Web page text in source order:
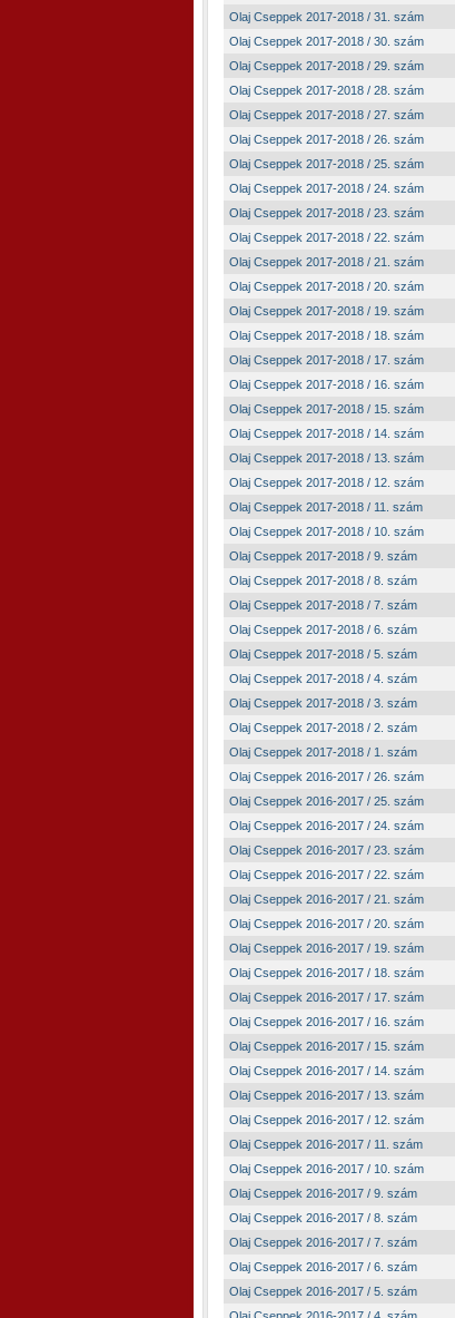
Olaj Cseppek 2017-2018 / 31. szám
Olaj Cseppek 2017-2018 / 30. szám
Olaj Cseppek 2017-2018 / 29. szám
Olaj Cseppek 2017-2018 / 28. szám
Olaj Cseppek 2017-2018 / 27. szám
Olaj Cseppek 2017-2018 / 26. szám
Olaj Cseppek 2017-2018 / 25. szám
Olaj Cseppek 2017-2018 / 24. szám
Olaj Cseppek 2017-2018 / 23. szám
Olaj Cseppek 2017-2018 / 22. szám
Olaj Cseppek 2017-2018 / 21. szám
Olaj Cseppek 2017-2018 / 20. szám
Olaj Cseppek 2017-2018 / 19. szám
Olaj Cseppek 2017-2018 / 18. szám
Olaj Cseppek 2017-2018 / 17. szám
Olaj Cseppek 2017-2018 / 16. szám
Olaj Cseppek 2017-2018 / 15. szám
Olaj Cseppek 2017-2018 / 14. szám
Olaj Cseppek 2017-2018 / 13. szám
Olaj Cseppek 2017-2018 / 12. szám
Olaj Cseppek 2017-2018 / 11. szám
Olaj Cseppek 2017-2018 / 10. szám
Olaj Cseppek 2017-2018 / 9. szám
Olaj Cseppek 2017-2018 / 8. szám
Olaj Cseppek 2017-2018 / 7. szám
Olaj Cseppek 2017-2018 / 6. szám
Olaj Cseppek 2017-2018 / 5. szám
Olaj Cseppek 2017-2018 / 4. szám
Olaj Cseppek 2017-2018 / 3. szám
Olaj Cseppek 2017-2018 / 2. szám
Olaj Cseppek 2017-2018 / 1. szám
Olaj Cseppek 2016-2017 / 26. szám
Olaj Cseppek 2016-2017 / 25. szám
Olaj Cseppek 2016-2017 / 24. szám
Olaj Cseppek 2016-2017 / 23. szám
Olaj Cseppek 2016-2017 / 22. szám
Olaj Cseppek 2016-2017 / 21. szám
Olaj Cseppek 2016-2017 / 20. szám
Olaj Cseppek 2016-2017 / 19. szám
Olaj Cseppek 2016-2017 / 18. szám
Olaj Cseppek 2016-2017 / 17. szám
Olaj Cseppek 2016-2017 / 16. szám
Olaj Cseppek 2016-2017 / 15. szám
Olaj Cseppek 2016-2017 / 14. szám
Olaj Cseppek 2016-2017 / 13. szám
Olaj Cseppek 2016-2017 / 12. szám
Olaj Cseppek 2016-2017 / 11. szám
Olaj Cseppek 2016-2017 / 10. szám
Olaj Cseppek 2016-2017 / 9. szám
Olaj Cseppek 2016-2017 / 8. szám
Olaj Cseppek 2016-2017 / 7. szám
Olaj Cseppek 2016-2017 / 6. szám
Olaj Cseppek 2016-2017 / 5. szám